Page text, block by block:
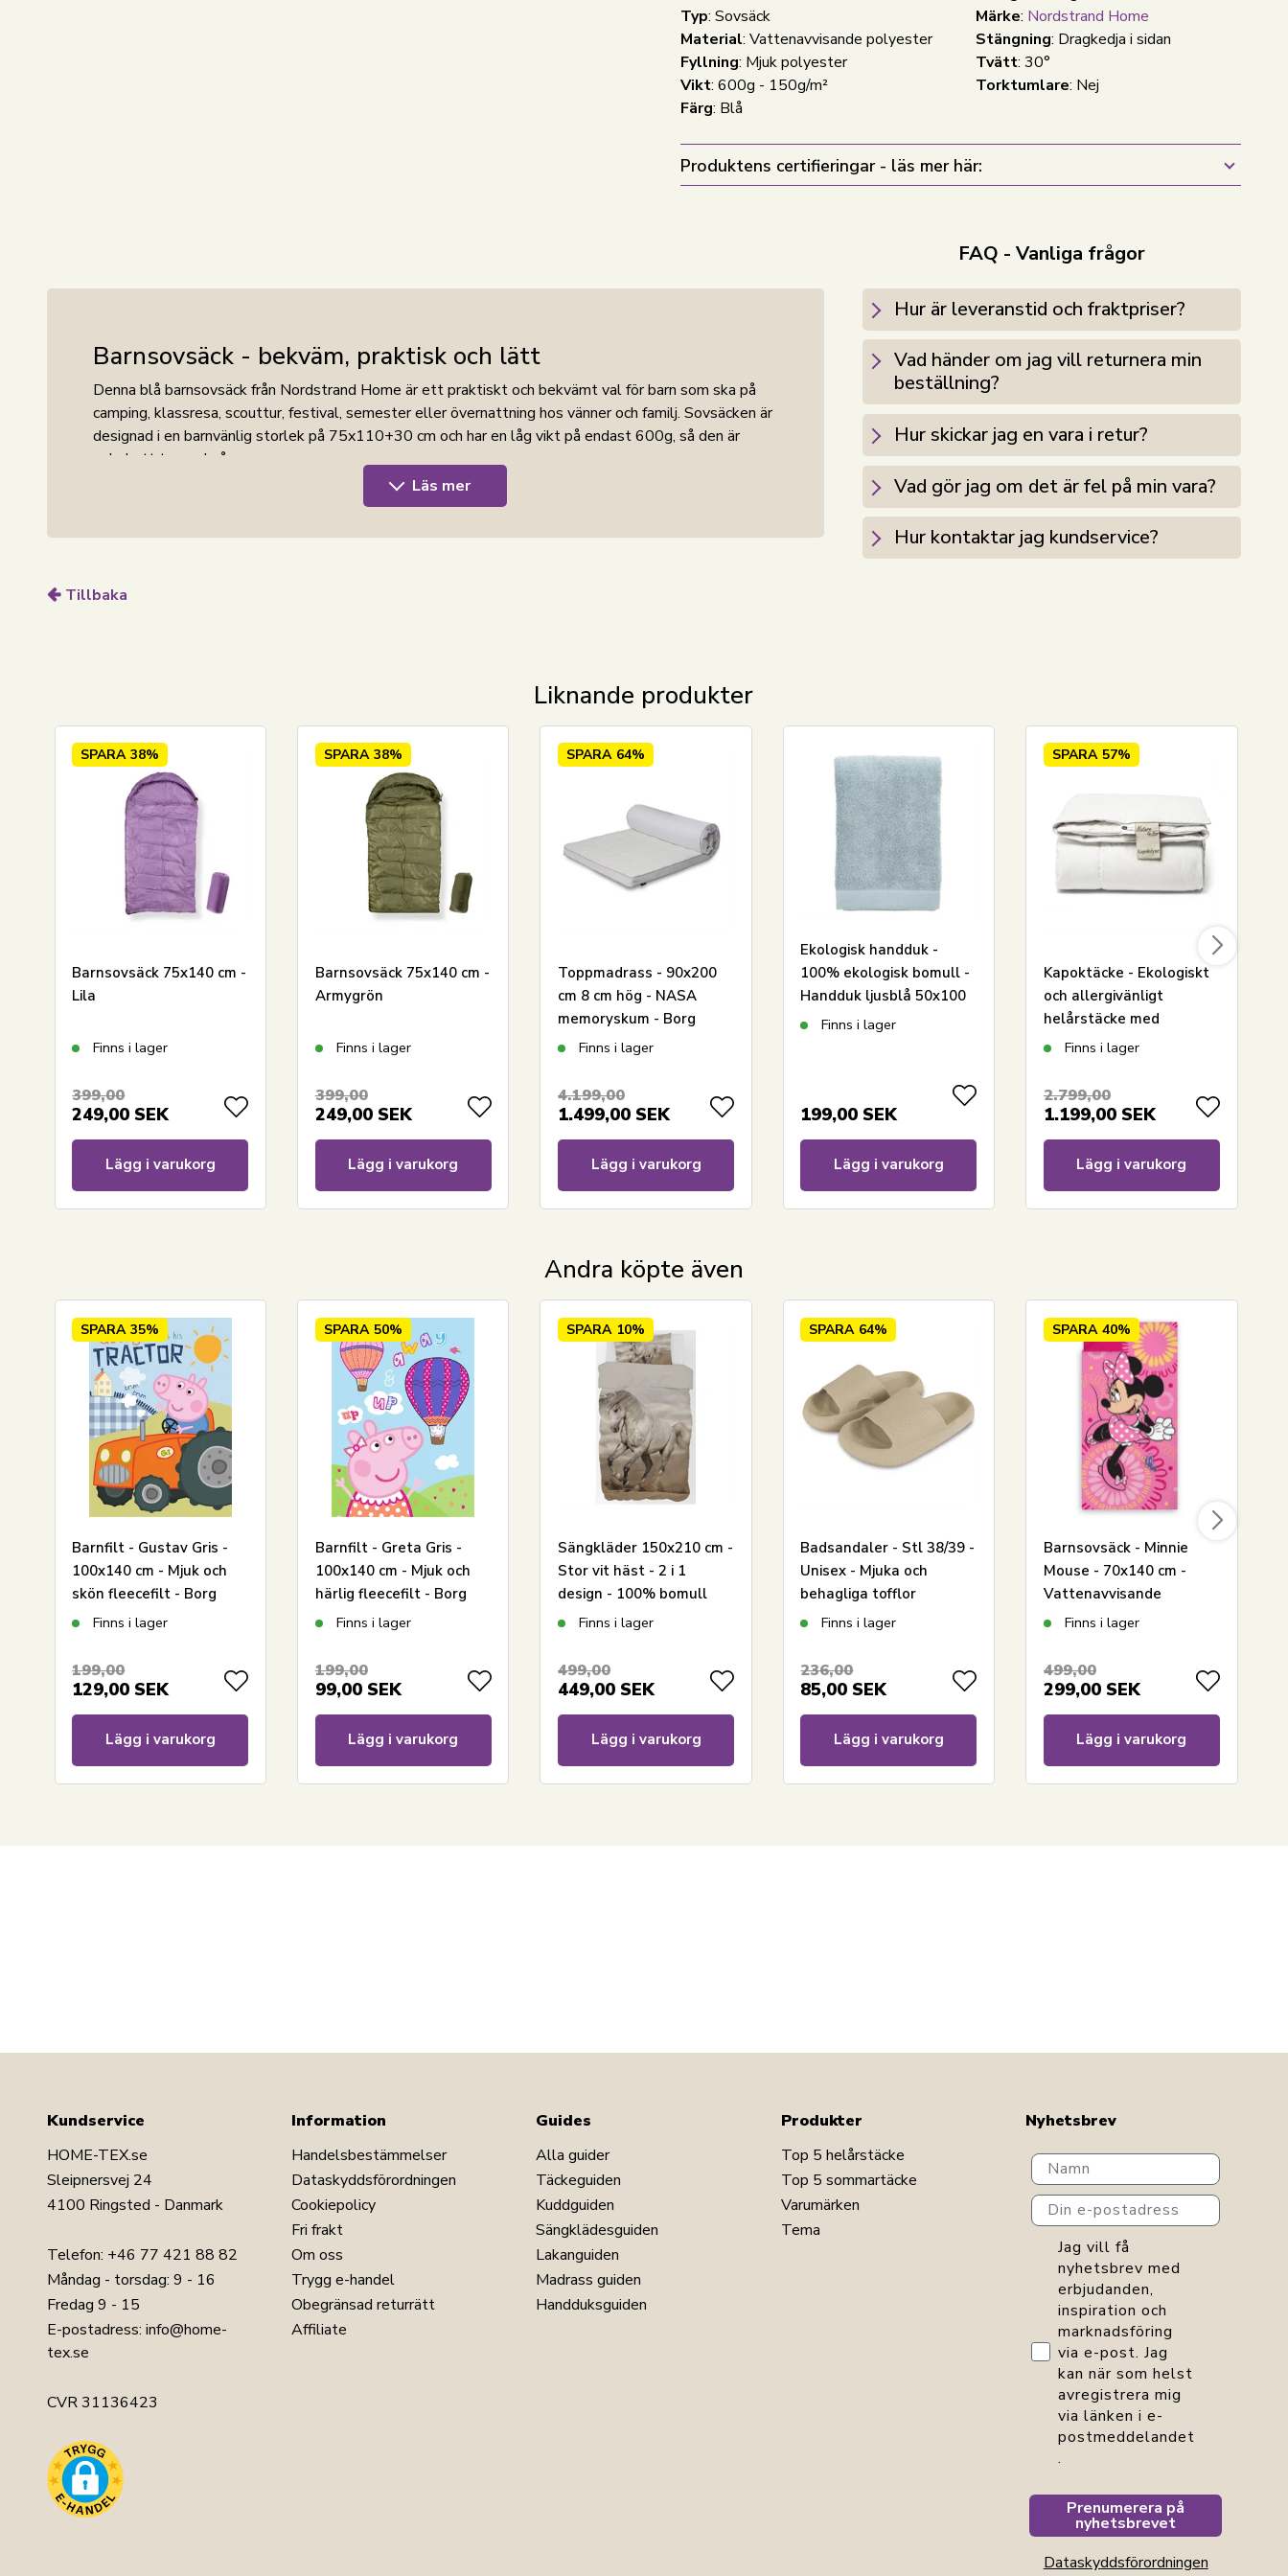
Typ: Sovsäck
Material: Vattenavvisande polyester
Fyllning: Mjuk polyester
Vikt: 600g - 150g/m²
Färg: Blå
Märke: Nordstrand Home
Stängning: Dragkedja i sidan
Tvätt: 30°
Torktumlare: Nej
Produktens certifieringar - läs mer här:
Barnsovsäck - bekväm, praktisk och lätt
Denna blå barnsovsäck från Nordstrand Home är ett praktiskt och bekvämt val för barn som ska på
camping, klassresa, scouttur, festival, semester eller övernattning hos vänner och familj. Sovsäcken är
designad i en barnvänlig storlek på 75x110+30 cm och har en låg vikt på endast 600g, så den är
enkel att ta med på resa.
Sovsäckens yttertyg är vattenavvisande polyester, vilket gör den lämplig för både inomhus- och
polyesterfyllningen ger barnet en varm och bekväm känsla när det är dags att sova.
sidan gör det enkelt att ta sig i och ur sovsäcken, och den kan tvättas i 30° så den snabbt kan göras
Se det stora utbudet under fritid och lek i trädgården
Nordstrand Home
MedNordstrand Home är du garanterad hemtextilier i dansk design - i nordisk stil.
lägger stor vikt vid känslan av välbefinnande i en vacker men samtidigt avkopplande miljö. Med
Nordstrand Home behöver du inte kompromissa, du hittar alltid produkter i klassiska och moderiktiga
färger.
Nordstrand Home – Så känner du dig hemma!
Se hela utbudet från Nordstrand Home här
LÄGG I VARUKORGEN
Se vårt utbud av utomhusleksaker
Se vårt stora utbud av allt till trädgården
Se vårt stora utbud av juniortäcken
Har du frågor om produkten?
Läs mer
FAQ - Vanliga frågor
Hur är leveranstid och fraktpriser?
Vad händer om jag vill returnera min
beställning?
Hur skickar jag en vara i retur?
Vad gör jag om det är fel på min vara?
Hur kontaktar jag kundservice?
Tillbaka
Liknande produkter
SPARA 38%
Barnsovsäck 75x140 cm -
Lila
Finns i lager
399,00
249,00 SEK
Lägg i varukorg
SPARA 38%
Barnsovsäck 75x140 cm -
Armygrön
Finns i lager
399,00
249,00 SEK
Lägg i varukorg
SPARA 64%
Toppmadrass - 90x200
cm 8 cm hög - NASA
memoryskum - Borg
Living - Ergonomisk
Finns i lager
4.199,00
1.499,00 SEK
Lägg i varukorg
Ekologisk handduk -
100% ekologisk bomull -
Handduk ljusblå 50x100
cm - Södahl Organic -
Finns i lager
199,00 SEK
Lägg i varukorg
SPARA 57%
Kapoktäcke - Ekologiskt
och allergivänligt
helårstäcke med
naturligt fyll - 150x210
kapoktäcke
Finns i lager
2.799,00
1.199,00 SEK
Lägg i varukorg
Andra köpte även
SPARA 35%
Barnfilt - Gustav Gris -
100x140 cm - Mjuk och
skön fleecefilt - Borg
LivingFinns i lager
199,00
129,00 SEK
Lägg i varukorg
SPARA 50%
Barnfilt - Greta Gris -
100x140 cm - Mjuk och
härlig fleecefilt - Borg
LivingFinns i lager
199,00
99,00 SEK
Lägg i varukorg
SPARA 10%
Sängkläder 150x210 cm -
Stor vit häst - 2 i 1
design - 100% bomull
Finns i lager
499,00
449,00 SEK
Lägg i varukorg
SPARA 64%
Badsandaler - Stl 38/39 -
Unisex - Mjuka och
behagliga tofflor
Finns i lager
236,00
85,00 SEK
Lägg i varukorg
SPARA 40%
Barnsovsäck - Minnie
Mouse - 70x140 cm -
Vattenavvisande
Finns i lager
499,00
299,00 SEK
Lägg i varukorg
Kundservice
HOME-TEX.se
Sleipnersvej 24
4100 Ringsted - Danmark
Telefon: +46 77 421 88 82
Måndag - torsdag: 9 - 16
Fredag 9 - 15
E-postadress: info@home-
tex.se
CVR 31136423
Information
Handelsbestämmelser
Dataskyddsförordningen
Cookiepolicy
Fri frakt
Om oss
Trygg e-handel
Obegränsad returrätt
Affiliate
Guides
Alla guider
Täckeguiden
Kuddguiden
Sängklädesguiden
Lakanguiden
Madrass guiden
Handduksguiden
Produkter
Top 5 helårstäcke
Top 5 sommartäcke
Varumärken
Tema
Nyhetsbrev
Navn
Din e-postadress
GDPR consent
Jag vill få
nyhetsbrev med
erbjudanden,
inspiration och
marknadsföring
via e-post. Jag
kan när som helst
avregistrera mig
via länken i e-
postmeddelandet
.
Prenumerera på
nyhetsbrevet
Dataskyddsförordningen